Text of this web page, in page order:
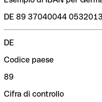
DE 89 37040044
DE
Codice paese
89
Cifra di controllo